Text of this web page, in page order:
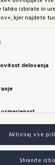
lahko izbirate in
kjer najdete
delovanja
Aktiviraj vse
Shranite